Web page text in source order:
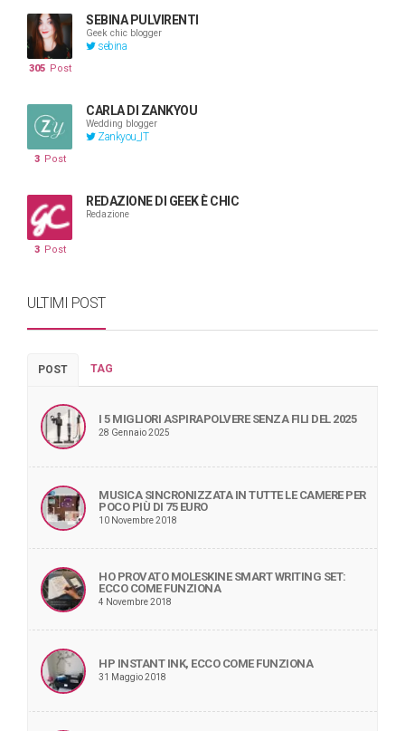
SEBINA PULVIRENTI
Geek chic blogger
sebina
305 Post
CARLA DI ZANKYOU
Wedding blogger
Zankyou_IT
3 Post
REDAZIONE DI GEEK È CHIC
Redazione
3 Post
ULTIMI POST
POST TAG
I 5 MIGLIORI ASPIRAPOLVERE SENZA FILI DEL 2025
28 Gennaio 2025
MUSICA SINCRONIZZATA IN TUTTE LE CAMERE PER
POCO PIÙ DI 75 EURO
10 Novembre 2018
HO PROVATO MOLESKINE SMART WRITING SET:
ECCO COME FUNZIONA
4 Novembre 2018
HP INSTANT INK, ECCO COME FUNZIONA
31 Maggio 2018